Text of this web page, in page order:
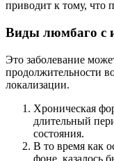
приводит к тому, что
Виды люмбаго с
Это заболевание
продолжительности
локализации.
Хроническая
длительный
состояния.
В то время как
фоне, казалось